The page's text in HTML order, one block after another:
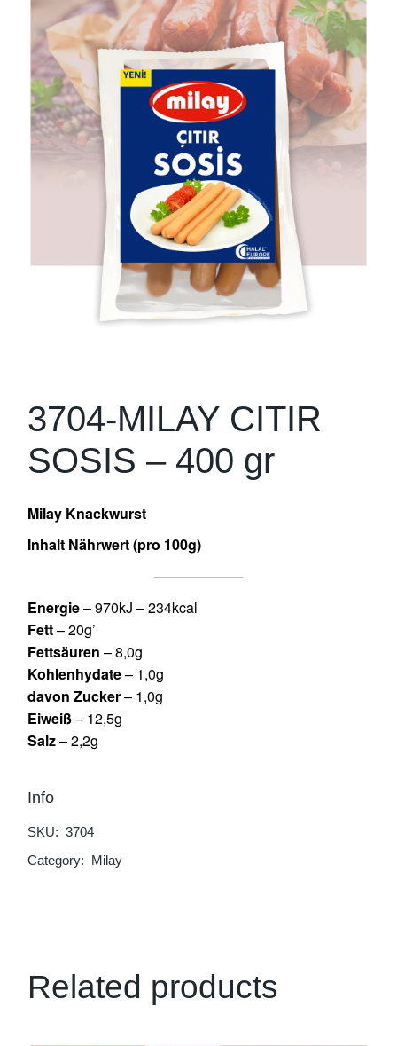
3704-MILAY CITIR
SOSIS – 400 gr
Milay Knackwurst
Inhalt Nährwert (pro 100g)
Energie– 970kJ – 234kcal
Fett– 20g’
Fettsäuren – 8,0g
Kohlenhydate– 1,0g
davon Zucker– 1,0g
Eiweiß– 12,5g
Salz– 2,2g
Info
SKU: 3704
Category: Milay
Related products